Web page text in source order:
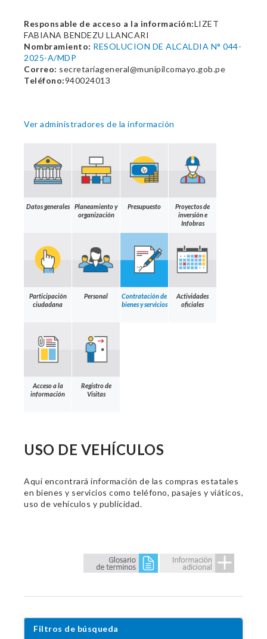
Responsable de acceso a la información:LIZET
FABIANA BENDEZU LLANCARI
Nombramiento: RESOLUCION DE ALCALDIA N° 044-
2025-A/MDP
Correo: secretariageneral@munipilcomayo.gob.pe
Teléfono:940024013
Ver administradores de la información
Datos generales
Planeamiento y
organización
Presupuesto
Proyectos de
inversión e
Infobras
Participación
ciudadana
Personal
Contratación de
bienes y servicios
Actividades
oficiales
Acceso a la
información
Registro de
Visitas
USO DE VEHÍCULOS
Aquí encontrará información de las compras estatales
en bienes y servicios como teléfono, pasajes y viáticos,
uso de vehículos y publicidad.
Filtros de búsqueda